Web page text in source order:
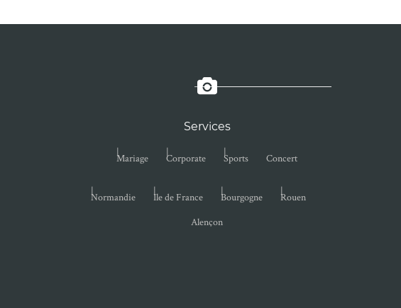
Services
Mariage Corporate Sports Concert
Normandie Ile de France Bourgogne
Rouen
Alençon